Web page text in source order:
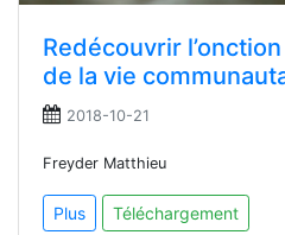
Redécouvrir
de la vie
2018-10-21
Freyder Matthieu
Plus Téléchargement